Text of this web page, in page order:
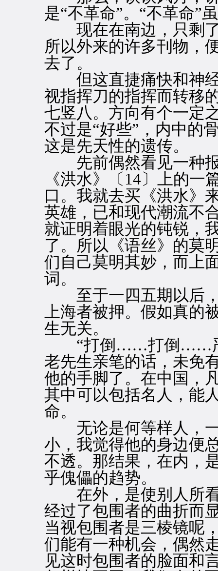
是“不革命”。“不革命”
现在在南边，只剩了
所以外来的许多刊物，
去了。
但这直捷痛快和神经
视指挥刀的指挥而转移
七竖八。方向有个一定
不过是“好些”，内中的
这是先天性的遗传。
先前偶然看见一种报
《洪水》〔14〕上的一
口。我就去买《洪水》
英雄，已和现代潮流不
就证明着眼光的钝锐，
了。所以《语丝》的莫
们自己莫明其妙，而上
词。
至于一四五期以后，
上海者被押。假如真的
生无关。
“打倒……打倒……严
老先生亲笔的话，未免
他的手脚了。在中国，
其中可以包括名人，能
命。
无论是何等样人，一
小，我觉得他的身边便
不透。那结果，在内，
乎傀儡的趋势。
在外，是使别人所看
经过了包围者的曲折而
当视包围者是三棱镜呢
们能有一种机会，偶然
见这时包围者的脸面和